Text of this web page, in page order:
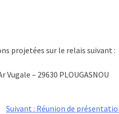
projetées sur le relais suivant :
– 29630 PLOUGASNOU
Suivant : Réunion de